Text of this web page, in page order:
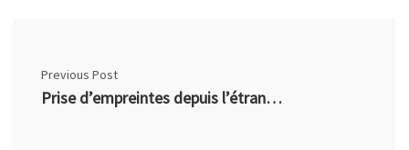
Previous Post
Prise d’empreintes depuis l’étranger